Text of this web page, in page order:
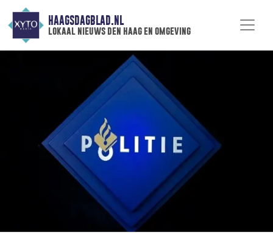
HAAGSDAGBLAD.NL
lokaal nieuws den haag en omgeving